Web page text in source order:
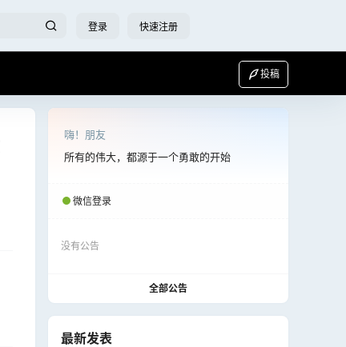
登录 快速注册
投稿
嗨！朋友
所有的伟大，都源于一个勇敢的开始
微信登录
没有公告
全部公告
最新发表